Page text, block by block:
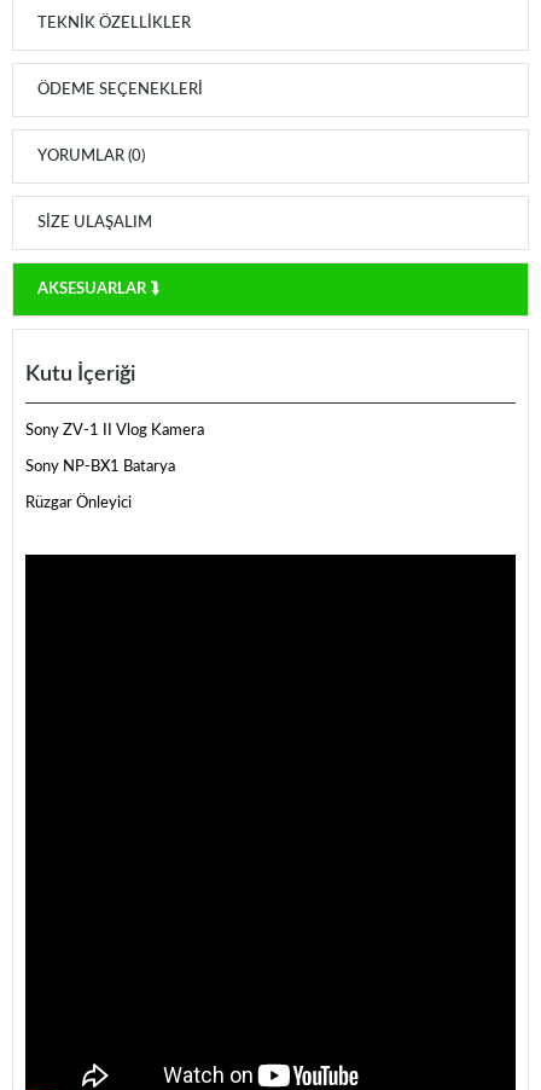
TEKNIK ÖZELLIKLER
ÖDEME SEÇENEKLERI
YORUMLAR (0)
SIZE ULAŞALIM
AKSESUARLAR ⮯
Kutu İçeriği
Sony ZV-1 II Vlog Kamera
Sony NP-BX1 Batarya
Rüzgar Önleyici